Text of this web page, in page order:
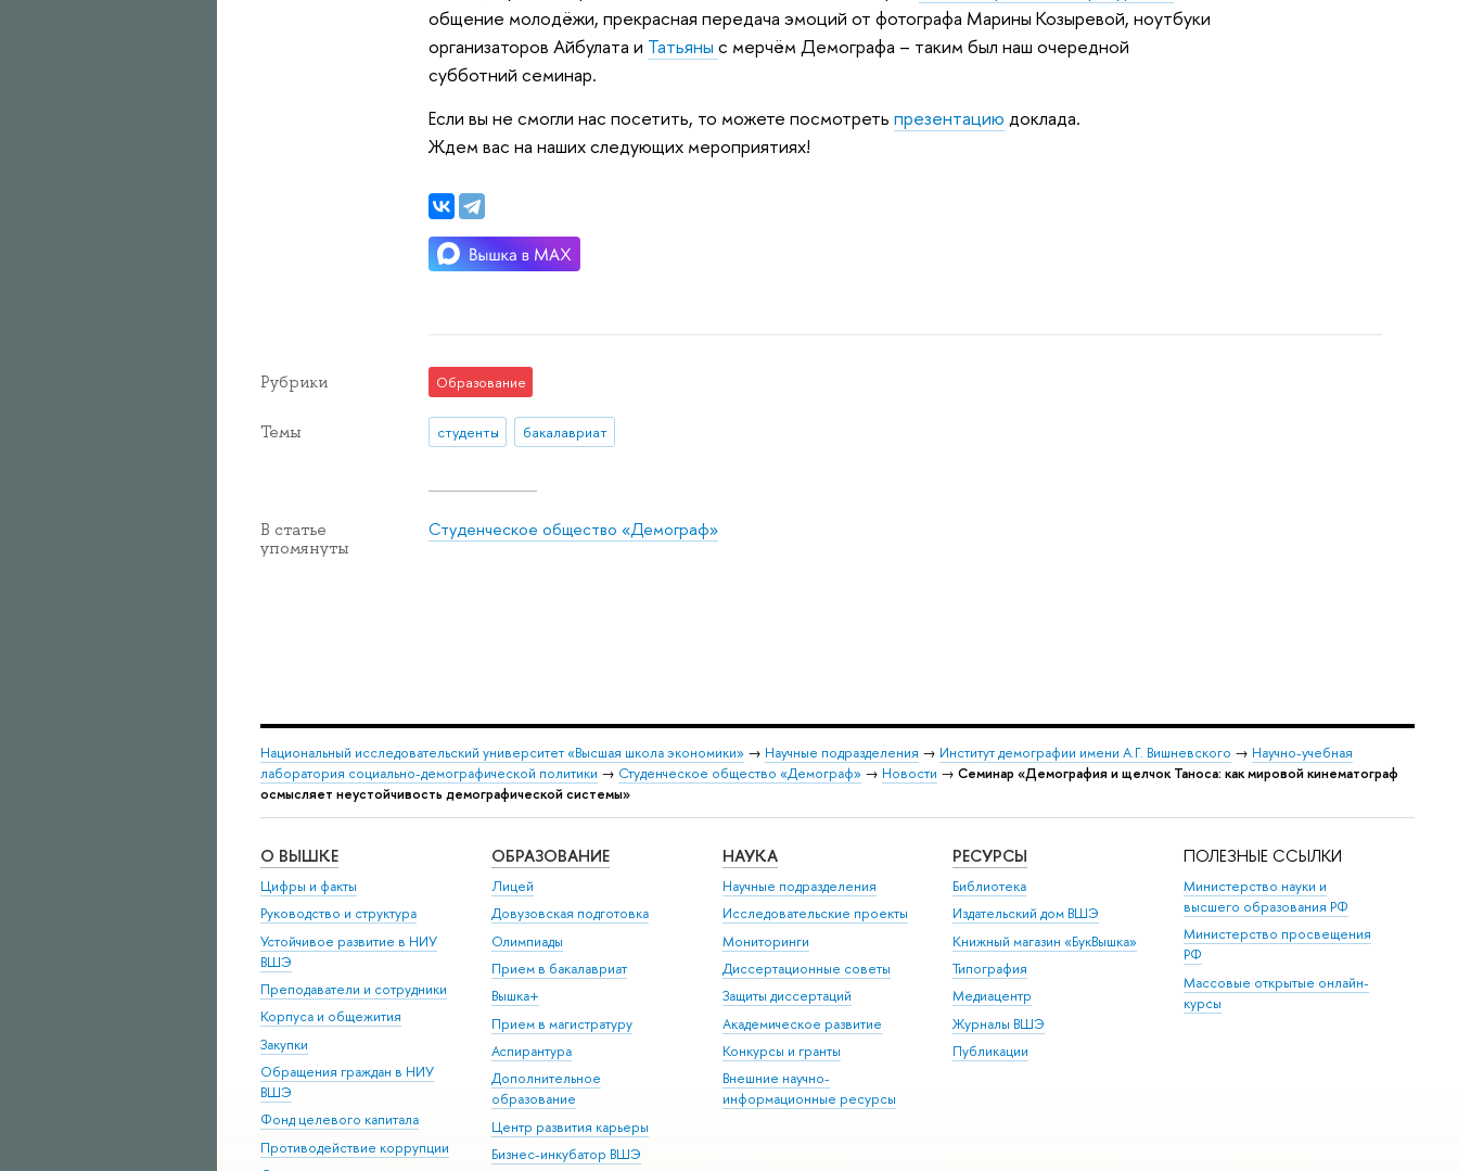
общение молодёжи, прекрасная передача эмоций от фотографа Марины Козыревой, ноутбуки
организаторов Айбулата и Татьяныс мерчём Демографа – таким был наш очередной
субботний семинар.
Если вы не смогли нас посетить, то можете посмотретьпрезентацию доклада.
Ждем вас на наших следующих мероприятиях!
Рубрики Образование
Темы студенты бакалавриат
В статье
упомянуты
Студенческое общество «Демограф»
Национальный исследовательский университет «Высшая школа экономики» → Научные подразделения → Институт демографии имени А.Г. Вишневского → Научно-учебная
лаборатория социально-демографической политики → Студенческое общество «Демограф» → Новости → Семинар «Демография и щелчок Таноса: как мировой кинематограф
осмысляет неустойчивость демографической системы»
О ВЫШКЕ
Цифры и факты
Руководство и структура
Устойчивое развитие в НИУ
ВШЭ
Преподаватели и сотрудники
Корпуса и общежития
Закупки
Обращения граждан в НИУ
ВШЭ
Фонд целевого капитала
Противодействие коррупции
ОБРАЗОВАНИЕ
Лицей
Довузовская подготовка
Олимпиады
Прием в бакалавриат
Вышка+
Прием в магистратуру
Аспирантура
Дополнительное
образование
Центр развития карьеры
Бизнес-инкубатор ВШЭ
НАУКА
Научные подразделения
Исследовательские проекты
Мониторинги
Диссертационные советы
Защиты диссертаций
Академическое развитие
Конкурсы и гранты
Внешние научно-
информационные ресурсы
РЕСУРСЫ
Библиотека
Издательский дом ВШЭ
Книжный магазин «БукВышка»
Типография
Медиацентр
Журналы ВШЭ
Публикации
ПОЛЕЗНЫЕ ССЫЛКИ
Министерство науки и
высшего образования РФ
Министерство просвещения
РФ
Массовые открытые онлайн-
курсы